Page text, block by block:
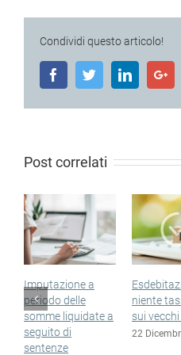
Condividi questo articolo!
FacebookTwitterLinkedIn
Post correlati
Imputazione a
periodo delle
somme liquidate a
seguito di
sentenze
niente
sui vecchi
22 Dicembre